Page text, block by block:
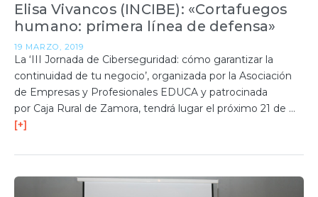
Elisa Vivancos (INCIBE): «Cortafuegos
humano: primera línea de defensa»
19 MARZO, 2019
La ‘III Jornada de Ciberseguridad: cómo garantizar la
continuidad de tu negocio’, organizada por la Asociación
de Empresas y Profesionales EDUCA y patrocinada
por Caja Rural de Zamora, tendrá lugar el próximo 21 de …
[+]